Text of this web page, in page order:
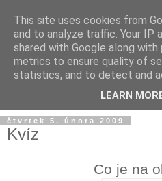
čtvrtek 5. února 2009
Kvíz
Co je na
This site uses cookies from
and to analyze traffic. Your IP
shared with Google along
metrics to ensure quality of
statistics, and to detect and
LEARN